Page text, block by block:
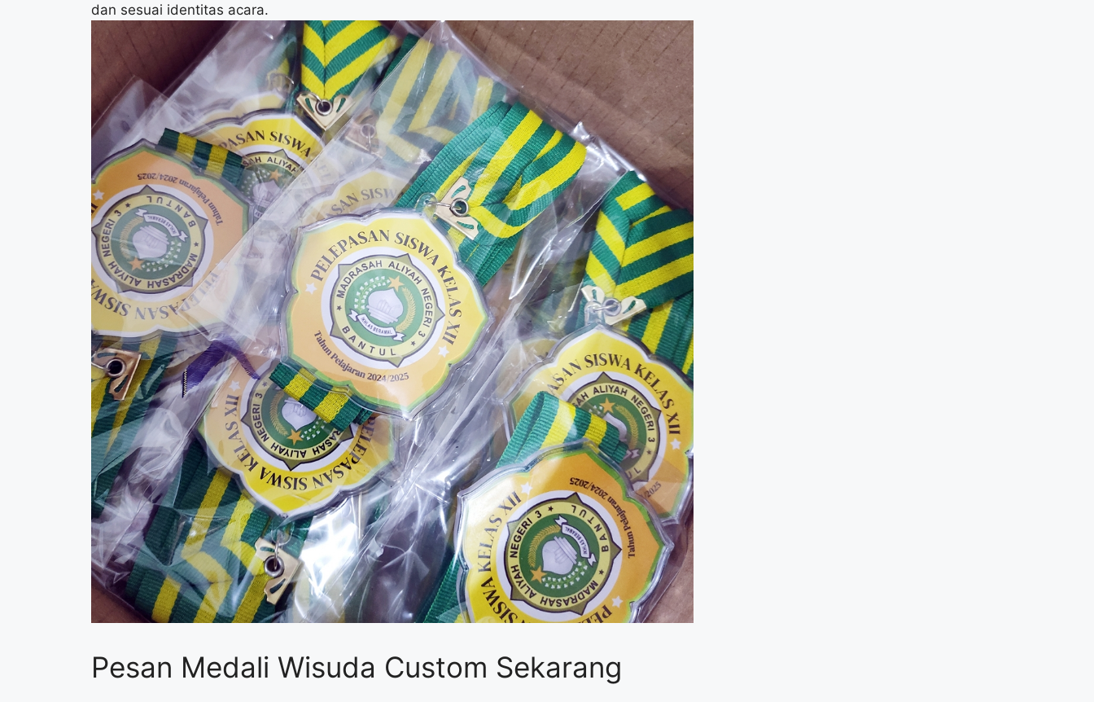
dan sesuai identitas acara.
Pesan Medali Wisuda Custom Sekarang